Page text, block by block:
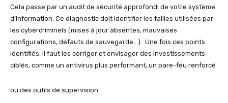
Cela passe par un audit de sécurité approfondi de votre système
d’information. Ce diagnostic doit identifier les failles utilisées par
les cybercriminels (mises à jour absentes, mauvaises
configurations, défauts de sauvegarde…). Une fois ces points
identifiés, il faut les corriger et envisager des investissements
ciblés, comme un antivirus plus performant, un pare-feu renforcé
ou des outils de supervision.